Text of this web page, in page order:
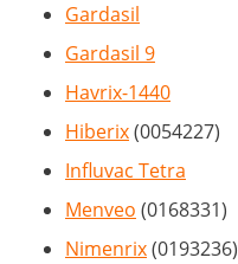
Gardasil
Gardasil 9
Havrix-1440
Hiberix(0054227)
Influvac Tetra
Menveo (0168331)
Nimenrix(0193236)